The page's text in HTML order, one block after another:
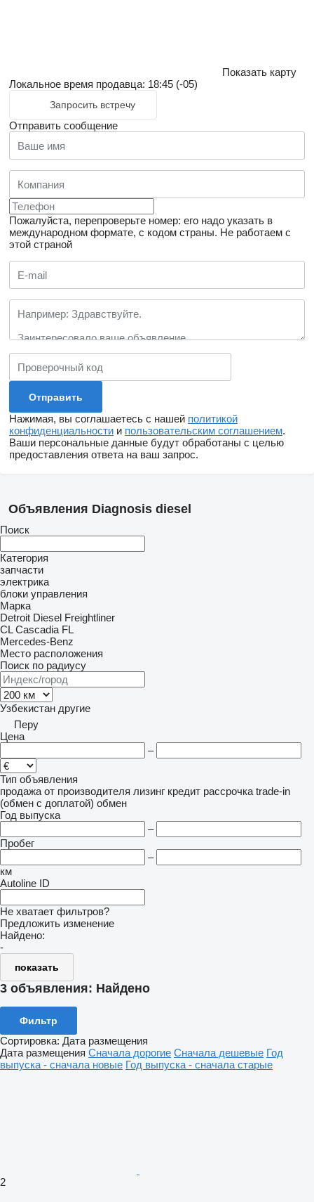
Показать карту
Локальное время продавца: 18:45 (-05)
Запросить встречу
Отправить сообщение
Пожалуйста, перепроверьте номер: его надо указать в
международном формате, с кодом страны. Не работаем с
этой страной
Нажимая, вы соглашаетесь с нашей политикой
конфиденциальности и пользовательским соглашением.
Ваши персональные данные будут обработаны с целью
предоставления ответа на ваш запрос.
Объявления Diagnosis diesel
Поиск
Категория
запчасти
электрика
блоки управления
Марка
Detroit Diesel Freightliner
CL Cascadia FL
Mercedes-Benz
Место расположения
Поиск по радиусу
Узбекистан другие
Перу
Цена
–
Тип объявления
продажа от производителя лизинг кредит рассрочка trade-in
(обмен с доплатой) обмен
Год выпуска
–
Пробег
–
км
Autoline ID
Не хватает фильтров?
Предложить изменение
Найдено:
-
показать
3 объявления: Найдено
Фильтр
Сортировка: Дата размещения
Дата размещения Сначала дорогие Сначала дешевые Год
выпуска - сначала новые Год выпуска - сначала старые
2